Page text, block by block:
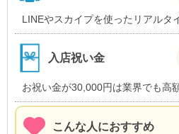
LINEやスカイプを使ったリアルタ
入店祝い金
お祝い金が30,000円は業界でも高額
こんな人におすすめ